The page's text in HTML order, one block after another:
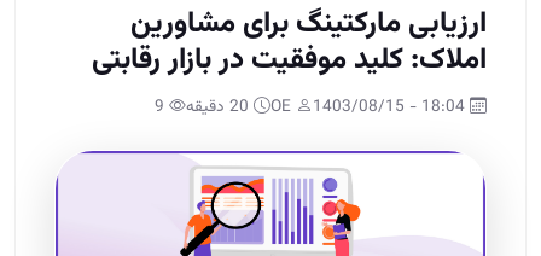
ارزیابی مارکتینگ برای مشاورین
املاک: کلید موفقیت در بازار رقابتی